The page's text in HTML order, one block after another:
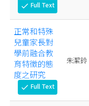
check Full Text
正常和特殊
兒童家長對
學前融合教
育特徵的態
度之研究
check Full Text
朱潔鈴